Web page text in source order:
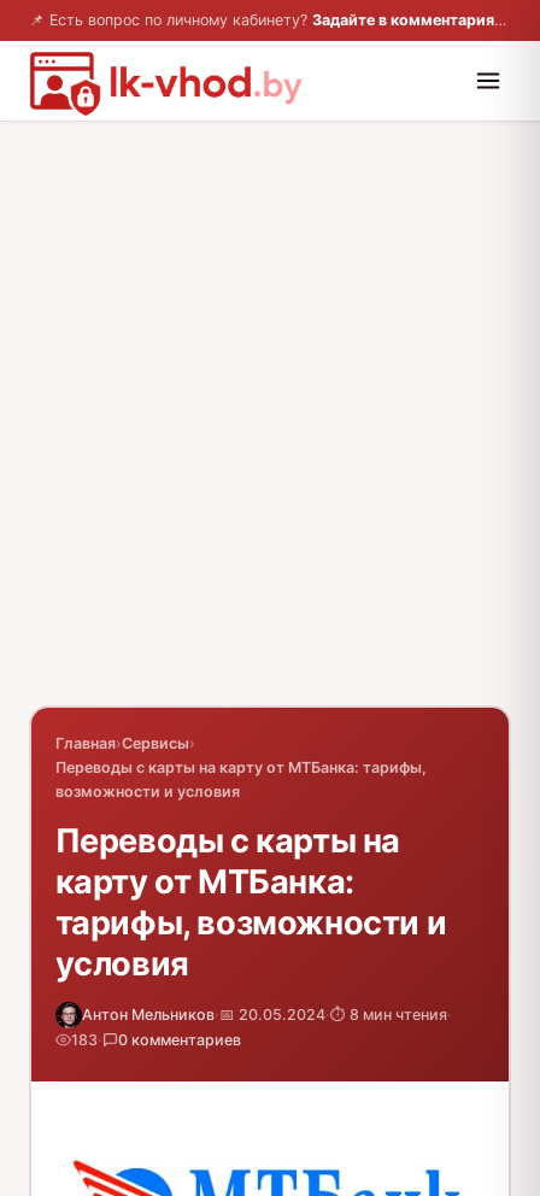
📌 Есть вопрос по личному кабинету? Задайте в комментариях — ответим!
Главная›Сервисы›
Переводы с карты на карту от МТБанка: тарифы,
возможности и условия
Переводы с карты на
карту от МТБанка:
тарифы, возможности и
условия
Антон Мельников·📅 20.05.2024·⏱️ 8 мин чтения·
183· 0 комментариев